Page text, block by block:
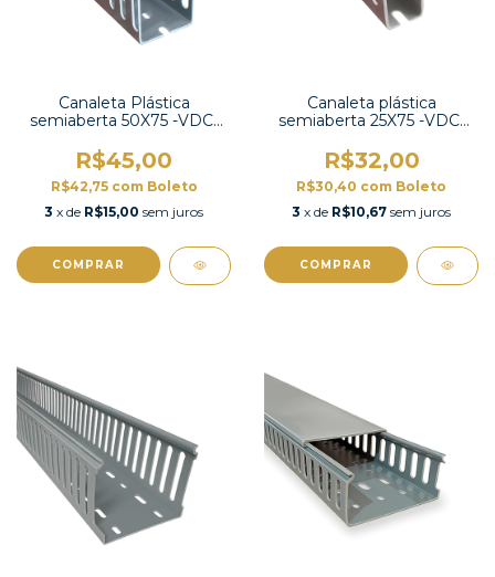
Canaleta Plástica
semiaberta 50X75 -VDC-
R$45,00
R$42,75 com Boleto
3 x de R$15,00 sem juros
COMPRAR
Canaleta plástica
semiaberta 25X75 -VDC-
R$32,00
R$30,40 com Boleto
3 x de R$10,67 sem juros
COMPRAR